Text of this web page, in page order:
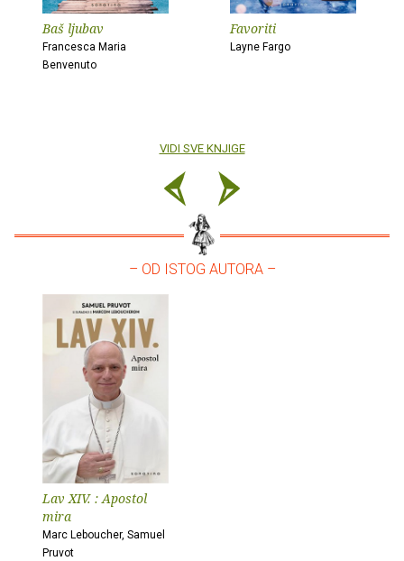
Baš ljubav
Francesca Maria
Benvenuto
Favoriti
Layne Fargo
VIDI SVE KNJIGE
– OD ISTOG AUTORA –
Lav XIV. : Apostol
mira
Marc Leboucher, Samuel
Pruvot